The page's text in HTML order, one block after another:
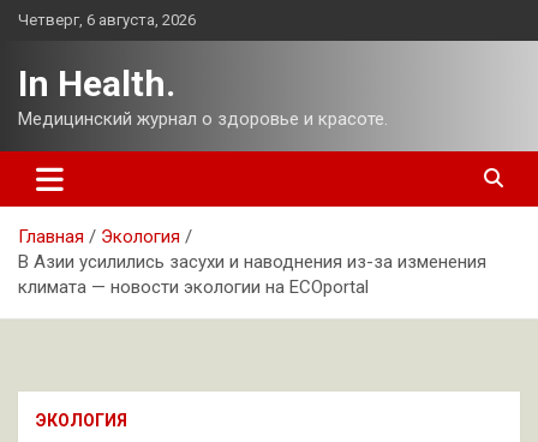
Перейти
Четверг, 6 августа, 2026
In Health.
Медицинский журнал о здоровье и красоте.
Главная
Экология
В Азии усилились засухи и наводнения из-за изменения
климата — новости экологии на ECOportal
ЭКОЛОГИЯ